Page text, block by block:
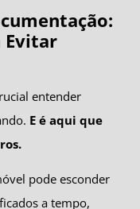
Evitar
entender
E é aqui que
pode esconder
a tempo,